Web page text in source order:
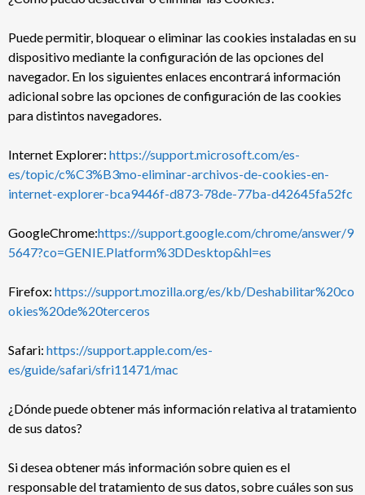
Puede permitir, bloquear o eliminar las cookies instaladas en su
dispositivo mediante la configuración de las opciones del
navegador. En los siguientes enlaces encontrará información
adicional sobre las opciones de configuración de las cookies
para distintos navegadores.
Internet Explorer: https://support.microsoft.com/es-
es/topic/c%C3%B3mo-eliminar-archivos-de-cookies-en-
internet-explorer-bca9446f-d873-78de-77ba-d42645fa52fc
GoogleChrome:https://support.google.com/chrome/answer/9
5647?co=GENIE.Platform%3DDesktop&hl=es
Firefox: https://support.mozilla.org/es/kb/Deshabilitar%20co
okies%20de%20terceros
Safari: https://support.apple.com/es-
es/guide/safari/sfri11471/mac
¿Dónde puede obtener más información relativa al tratamiento
de sus datos?
Si desea obtener más información sobre quien es el
responsable del tratamiento de sus datos, sobre cuáles son sus